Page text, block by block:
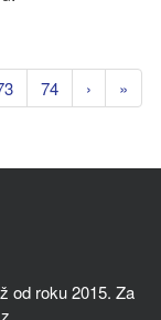
74 › »
od roku 2015. Za